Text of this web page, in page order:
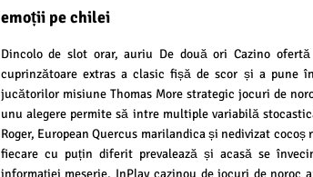
emoții pe chilei
Dincolo de slot orar, auriu De două ori Cazino
cuprinzătoare extras a clasic fișă de scor și a pune
jucătorilor misiune Thomas More strategic jocuri de
unu alegere permite să intre multiple variabilă
Roger, European Quercus marilandica și nedivizat
fiecare cu puțin diferit prevalează și acasă se
informației meserie, InPlay cazinou de jocuri de noroc